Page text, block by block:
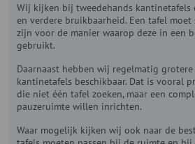
Wij kijken bij tweedehands kantinetafels
en verdere bruikbaarheid. Een tafel
zijn voor de manier waarop deze in een
gebruikt.
Daarnaast hebben wij regelmatig
kantinetafels beschikbaar. Dat is vooral
die niet één tafel zoeken, maar een
pauzeruimte willen inrichten.
Waar mogelijk kijken wij ook naar de